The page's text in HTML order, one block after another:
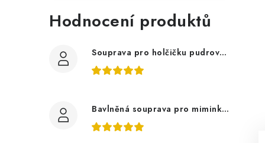
Hodnocení produktů
Souprava pro holčičku pudrově růžová, ptáčci květy
Bavlněná souprava pro miminko, zvířátka v lese